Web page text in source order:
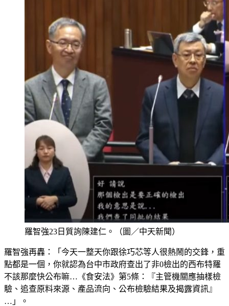
羅智強23日質詢陳建仁。（圖／中天新聞）
羅智強再轟：「今天一整天你跟徐巧芯等人很熱鬧的交鋒，重
點都是一個，你就認為台中市政府查出了非0檢出的西布特羅
不該那麼快公布嘛…《食安法》第5條：『主管機關應抽樣檢
驗、追查原料來源、產品流向、公布檢驗結果及揭露資訊』
…」。